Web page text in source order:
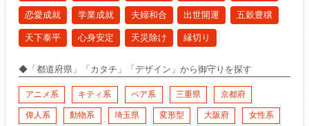
恋愛成就 学業成就 夫婦和合 出世開運 五穀豊穣
天下泰平 心身安定 天災除け 縁切り
◆「都道府県」「カタチ」「デザイン」から御守りを探す
アニメ系 キティ系 ペア系 三重県 京都府
偉人系 動物系 埼玉県 変形型 大阪府 女性系